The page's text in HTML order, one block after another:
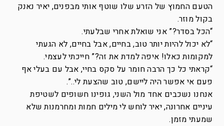
הטעם החמוץ של הזרע שלו שוטף אותי מבפנים, יאיר נאנק
בקול מוזר.
“הכל בסדר?” אני שואלת אחרי שבלעתי.
“לא יכול להיות יותר טוב, בחיים, אבל בחיים, לא הגעתי
למקומות כאלו! איפה למדת את זה?” חייכתי לעצמי.
“קראתי כל כך הרבה חומר על סקס בחיי, אבל עם בעלי אף
פעם אי אפשר היה ליישם, טוב שהצעת לי..”.
אנחנו נשכבים אחד מול השני, גופינו חשופים לשטיפת
עיניים אחרונה, יאיר לוחש לי מילים חמות ומחרמנות שלא
שמעתי מזמן.